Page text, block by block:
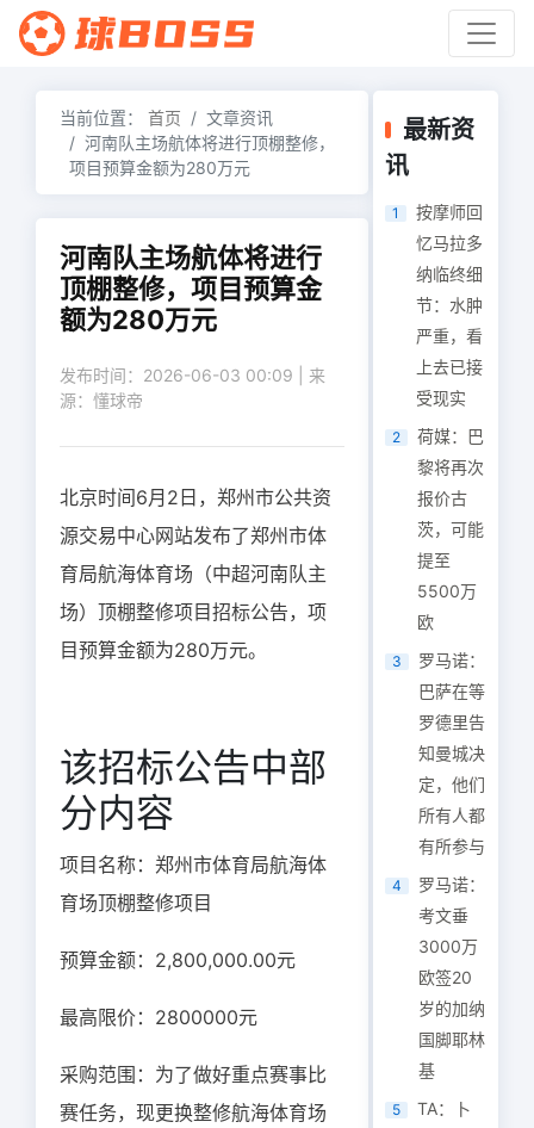
当前位置： 首页
文章资讯
河南队主场航体将进行顶棚整修，
项目预算金额为280万元
河南队主场航体将进行
顶棚整修，项目预算金
额为280万元
发布时间：2026-06-03 00:09 | 来
源：懂球帝
北京时间6月2日，郑州市公共资
源交易中心网站发布了郑州市体
育局航海体育场（中超河南队主
场）顶棚整修项目招标公告，项
目预算金额为280万元。
该招标公告中部
分内容
项目名称：郑州市体育局航海体
育场顶棚整修项目
预算金额：2,800,000.00元
最高限价：2800000元
采购范围：为了做好重点赛事比
赛任务，现更换整修航海体育场
最新资
讯
1
按摩师回
忆马拉多
纳临终细
节：水肿
严重，看
上去已接
受现实
2
荷媒：巴
黎将再次
报价古
茨，可能
提至
5500万
欧
3
罗马诺：
巴萨在等
罗德里告
知曼城决
定，他们
所有人都
有所参与
4
罗马诺：
考文垂
3000万
欧签20
岁的加纳
国脚耶林
基
5
TA：卜